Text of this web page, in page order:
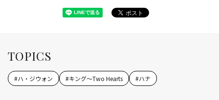
TOPICS
#ハ・ジウォン #キング～Two Hearts #ハナ